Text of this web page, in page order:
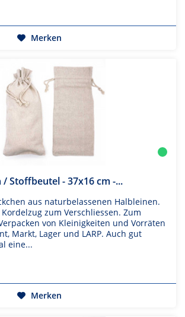
Merken
Stoffbeutel - 37x16 cm -...
aus naturbelassenen Halbleinen.
zum Verschliessen. Zum
von Kleinigkeiten und Vorräten
Markt, Lager und LARP. Auch gut
eine...
Merken